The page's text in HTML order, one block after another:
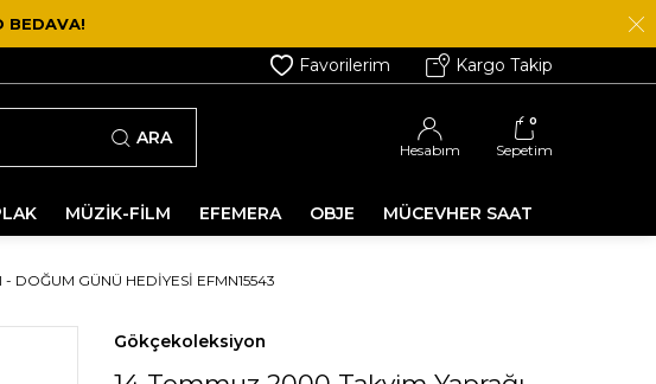
BEDAVA!
Favorilerim Kargo Takip
ARA
Hesabım
0
Sepetim
MÜZİK-FİLM EFEMERA OBJE MÜCEVHER SAAT
DOĞUM GÜNÜ HEDIYESI EFMN15543
Gökçekoleksiyon